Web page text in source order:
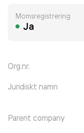
Momsregistrering
Ja
Org.nr.
Juridiskt namn
Parent company